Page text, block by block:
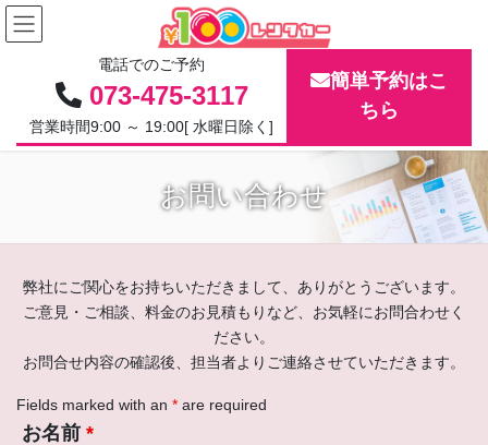
コ
ン
ナ
ビ
電話でのご予約
073-475-3117
営業時間9:00 ～ 19:00[ 水曜日除く]
簡単予約はこ
ちら
お問い合わせ
弊社にご関心をお持ちいただきまして、ありがとうございます。
ご意見・ご相談、料金のお見積もりなど、お気軽にお問合わせく
ださい。
お問合せ内容の確認後、担当者よりご連絡させていただきます。
Fields marked with an * are required
お名前 *